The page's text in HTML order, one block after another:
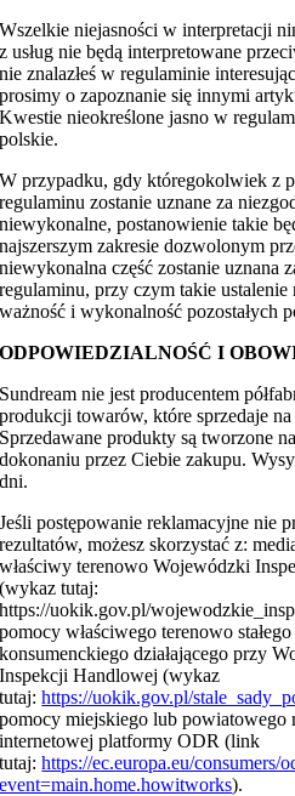
Wszelkie niejasności w interpretacji
z usług nie będą interpretowane
nie znalazłeś w regulaminie
prosimy o zapoznanie się innymi
Kwestie nieokreślone jasno w
polskie.
W przypadku, gdy któregokolwiek z
regulaminu zostanie uznane za
niewykonalne, postanowienie takie
najszerszym zakresie dozwolonym
niewykonalna część zostanie uznana
regulaminu, przy czym takie ustalenie
ważność i wykonalność pozostałych
ODPOWIEDZIALNOŚĆ I
Sundream nie jest producentem
produkcji towarów, które sprzedaje
Sprzedawane produkty są tworzone
dokonaniu przez Ciebie zakupu.
dni.
Jeśli postępowanie reklamacyjne nie
rezultatów, możesz skorzystać z:
właściwy terenowo Wojewódzki
(wykaz tutaj:
https://uokik.gov.pl/
pomocy właściwego terenowo
konsumenckiego działającego przy
Inspekcji Handlowej (wykaz
tutaj:https://uokik.gov.pl/
pomocy miejskiego lub powiatowego
internetowej platformy ODR (link
tutaj:https://ec.europa.eu/consumers/
event=main.home.howitworks).